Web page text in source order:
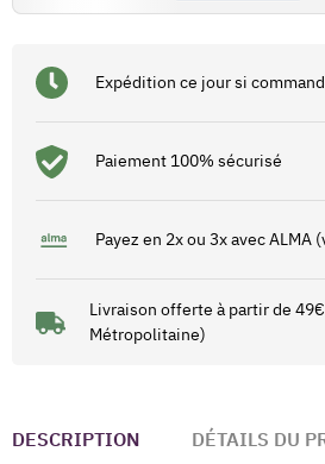
Expédition ce jour si
Paiement 100% sécurisé
Payez en 2x ou 3x avec
Livraison offerte à partir de
Métropolitaine)
DESCRIPTION DÉTAILS DU